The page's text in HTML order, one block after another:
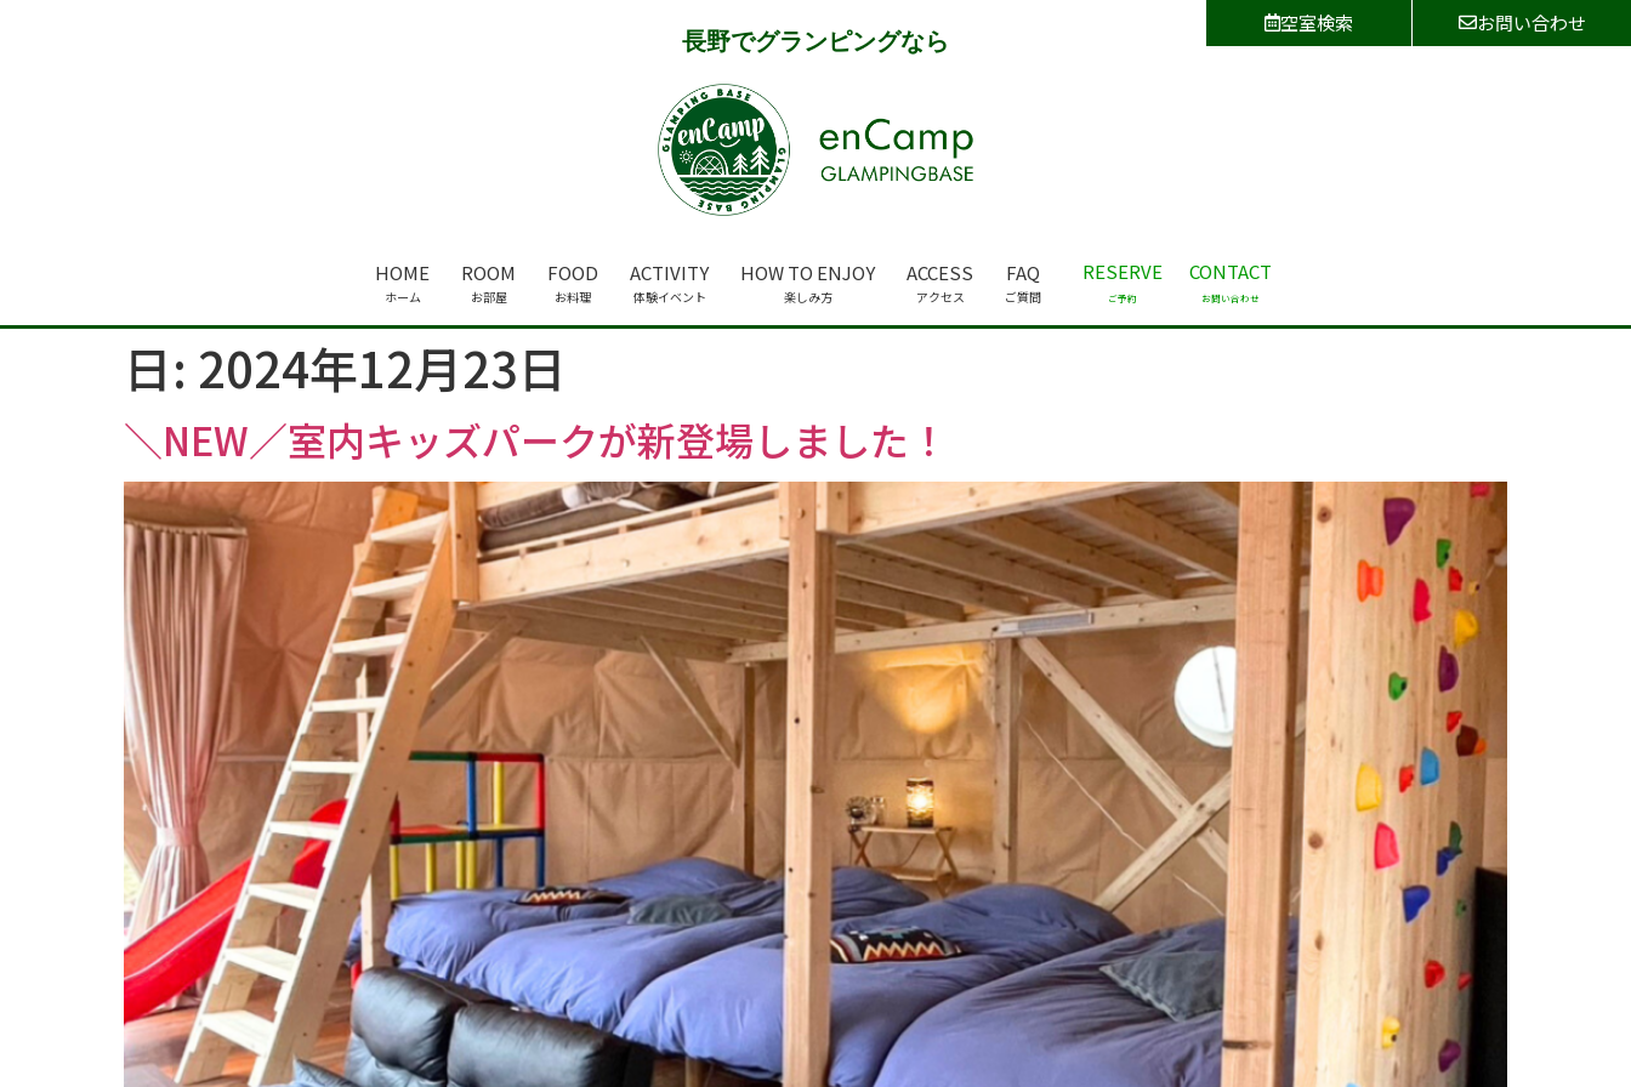
長野でグランピングなら
空室検索 お問い合わせ
HOME
ホーム
ROOM
お部屋
FOOD
お料理
ACTIVITY
体験イベント
HOW TO ENJOY
楽しみ方
ACCESS
アクセス
FAQ
ご質問
RESERVE
ご予約
CONTACT
お問い合わせ
日: 2024年12月23日
＼NEW／室内キッズパークが新登場しました！